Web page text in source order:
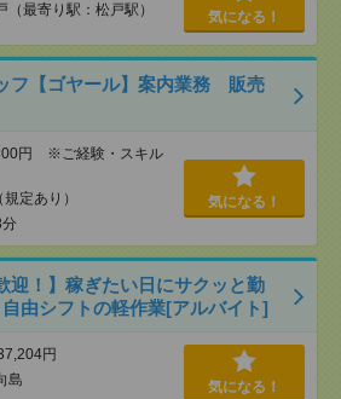
最寄り駅：松戸駅） 気になる！
フ【ゴヤール】案内業務 販売
円 ※ご経験・スキル
定あり）
気になる！
迎！】稼ぎたい日にサクッと勤
由シフトの軽作業[アルバイト]
円
島 気になる！